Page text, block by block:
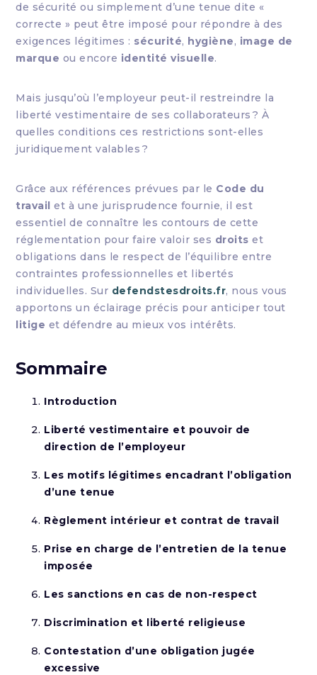
de sécurité ou simplement d’une tenue dite «
correcte » peut être imposé pour répondre à des
exigences légitimes : sécurité, hygiène, image de
marque ou encore identité visuelle.
Mais jusqu’où l’employeur peut-il restreindre la
liberté vestimentaire de ses collaborateurs ? À
quelles conditions ces restrictions sont-elles
juridiquement valables ?
Grâce aux références prévues par le Code du
travail et à une jurisprudence fournie, il est
essentiel de connaître les contours de cette
réglementation pour faire valoir ses droits et
obligations dans le respect de l’équilibre entre
contraintes professionnelles et libertés
individuelles. Sur defendstesdroits.fr, nous vous
apportons un éclairage précis pour anticiper tout
litige et défendre au mieux vos intérêts.
Sommaire
Introduction
Liberté vestimentaire et pouvoir de
direction de l’employeur
Les motifs légitimes encadrant l’obligation
d’une tenue
Règlement intérieur et contrat de travail
Prise en charge de l’entretien de la tenue
imposée
Les sanctions en cas de non-respect
Discrimination et liberté religieuse
Contestation d’une obligation jugée
excessive